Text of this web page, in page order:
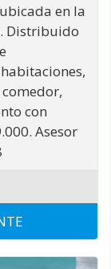
ubicada en la
Distribuido
con
Asesor